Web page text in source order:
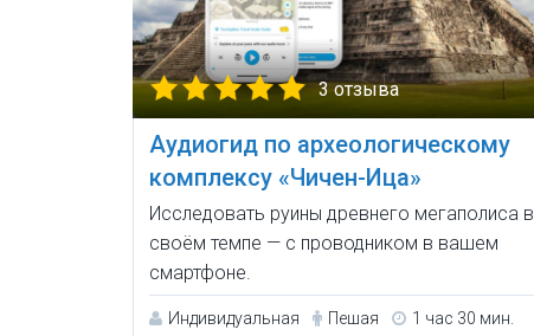
3 отзыва
Аудиогид по археологическому
комплексу «Чичен-Ица»
Исследовать руины древнего мегаполиса в
своём темпе — с проводником в вашем
смартфоне.
Индивидуальная Пешая 1 час 30 мин.